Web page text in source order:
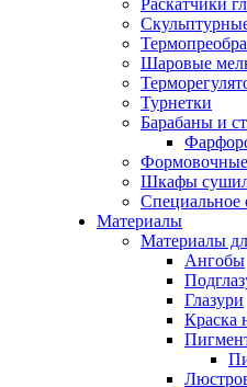
Раскатчики
Шаровые
Турнетки
Барабаны и
Формовочные
Шкафы
Специальное
Материалы
Материалы
Ангобы
Глазури
Краска